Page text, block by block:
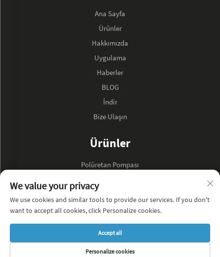
Ana Sayfa
Ürünler
Hakkımızda
Uygulama
Haberler
BLOG
İndir
Bize Ulaşın
Ürünler
Polüretan Pompası
ŞİRKET HAKKINDA
BLOG
We value your privacy
We use cookies and similar tools to provide our services. If you don't
want to accept all cookies, click Personalize cookies.
Personalize cookies
Accept all